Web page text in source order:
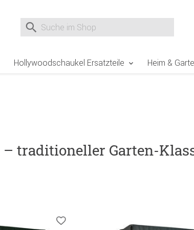
Suche nach
Hollywoodschaukel Ersatzteile Heim &
traditioneller Garten-